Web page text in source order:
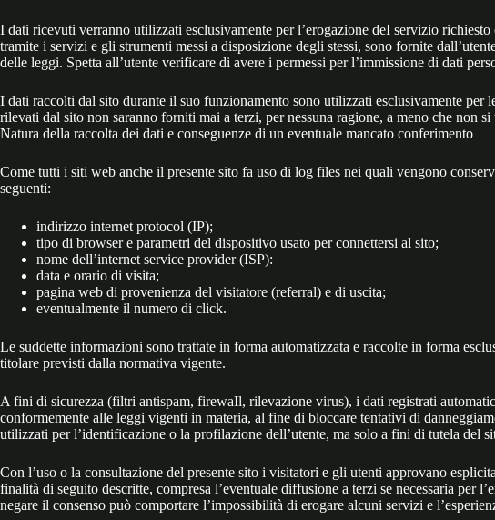
I dati ricevuti verranno utilizzati esclusivamente per l’erogazione deI servizio
tramite i servizi e gli strumenti messi a disposizione degli stessi, sono fornite
delle leggi. Spetta all’utente verificare di avere i permessi per l’immissione di dati
I dati raccolti dal sito durante il suo funzionamento sono utilizzati esclusivamente per
rilevati dal sito non saranno forniti mai a terzi, per nessuna ragione, a meno che non
Natura della raccolta dei dati e conseguenze di un eventuale mancato conferimento
Come tutti i siti web anche il presente sito fa uso di log files nei quali vengono
seguenti:
indirizzo internet protocol (IP);
tipo di browser e parametri del dispositivo usato per connettersi al sito;
nome dell’internet service provider (ISP):
data e orario di visita;
pagina web di provenienza del visitatore (referral) e di uscita;
eventualmente il numero di click.
Le suddette informazioni sono trattate in forma automatizzata e raccolte in forma
titolare previsti dalla normativa vigente.
A fini di sicurezza (filtri antispam, firewaIl, rilevazione virus), i dati registrati
conformemente alle leggi vigenti in materia, al fine di bloccare tentativi di
utilizzati per l’identificazione o la profilazione dell’utente, ma solo a fini di tutela del
Con l’uso o la consultazione del presente sito i visitatori e gli utenti approvano
finalità di seguito descritte, compresa l’eventuale diffusione a terzi se necessaria
negare il consenso può comportare l’impossibilità di erogare alcuni servizi e